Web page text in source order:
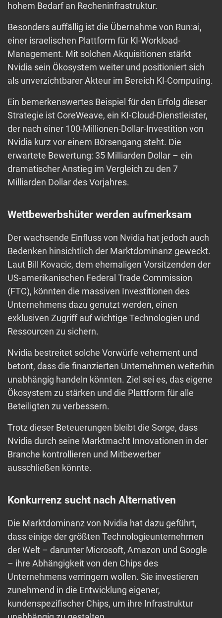
hohem Bedarf an Recheninfrastruktur.
Besonders auffällig ist die Übernahme von Run:ai,
einer israelischen Plattform für KI-Workload-
Management. Mit solchen Akquisitionen stärkt
Nvidia sein Ökosystem weiter und positioniert sich
als unverzichtbarer Akteur im Bereich KI-Computing.
Ein bemerkenswertes Beispiel für den Erfolg dieser
Strategie ist CoreWeave, ein KI-Cloud-Dienstleister,
der nach einer 100-Millionen-Dollar-Investition von
Nvidia kurz vor einem Börsengang steht. Die
erwartete Bewertung: 35 Milliarden Dollar – ein
dramatischer Anstieg im Vergleich zu den 7
Milliarden Dollar des Vorjahres.
Wettbewerbshüter werden aufmerksam
Der wachsende Einfluss von Nvidia hat jedoch auch
Bedenken hinsichtlich der Marktdominanz geweckt.
Laut Bill Kovacic, dem ehemaligen Vorsitzenden der
US-amerikanischen Federal Trade Commission
(FTC), könnten die massiven Investitionen des
Unternehmens dazu genutzt werden, einen
exklusiven Zugriff auf wichtige Technologien und
Ressourcen zu sichern.
Nvidia bestreitet solche Vorwürfe vehement und
betont, dass die finanzierten Unternehmen weiterhin
unabhängig handeln könnten. Ziel sei es, das eigene
Ökosystem zu stärken und die Plattform für alle
Beteiligten zu verbessern.
Trotz dieser Beteuerungen bleibt die Sorge, dass
Nvidia durch seine Marktmacht Innovationen in der
Branche kontrollieren und Mitbewerber
ausschließen könnte.
Konkurrenz sucht nach Alternativen
Die Marktdominanz von Nvidia hat dazu geführt,
dass einige der größten Technologieunternehmen
der Welt – darunter Microsoft, Amazon und Google
– ihre Abhängigkeit von den Chips des
Unternehmens verringern wollen. Sie investieren
zunehmend in die Entwicklung eigener,
kundenspezifischer Chips, um ihre Infrastruktur